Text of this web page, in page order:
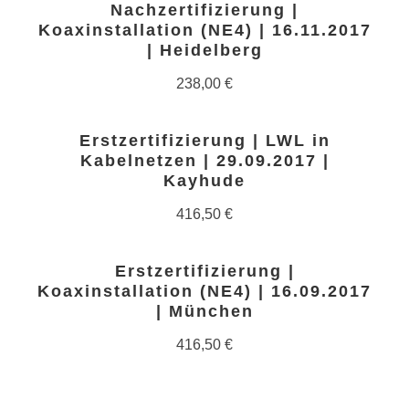
Nachzertifizierung |
Koaxinstallation (NE4) | 16.11.2017
| Heidelberg
238,00 €
Erstzertifizierung | LWL in
Kabelnetzen | 29.09.2017 |
Kayhude
416,50 €
Erstzertifizierung |
Koaxinstallation (NE4) | 16.09.2017
| München
416,50 €